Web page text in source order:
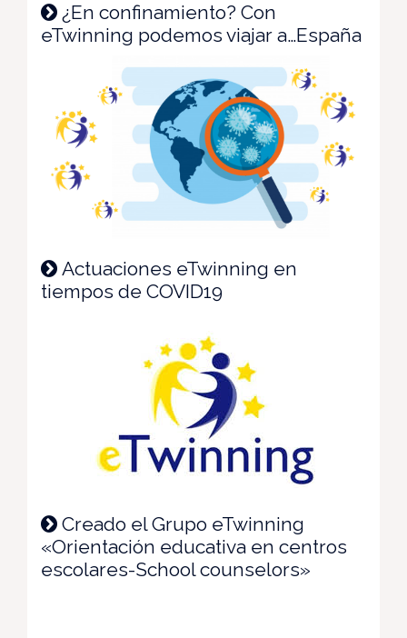
¿En confinamiento? Con
eTwinning podemos viajar a…España
Actuaciones eTwinning en
tiempos de COVID19
Creado el Grupo eTwinning
«Orientación educativa en centros
escolares-School counselors»